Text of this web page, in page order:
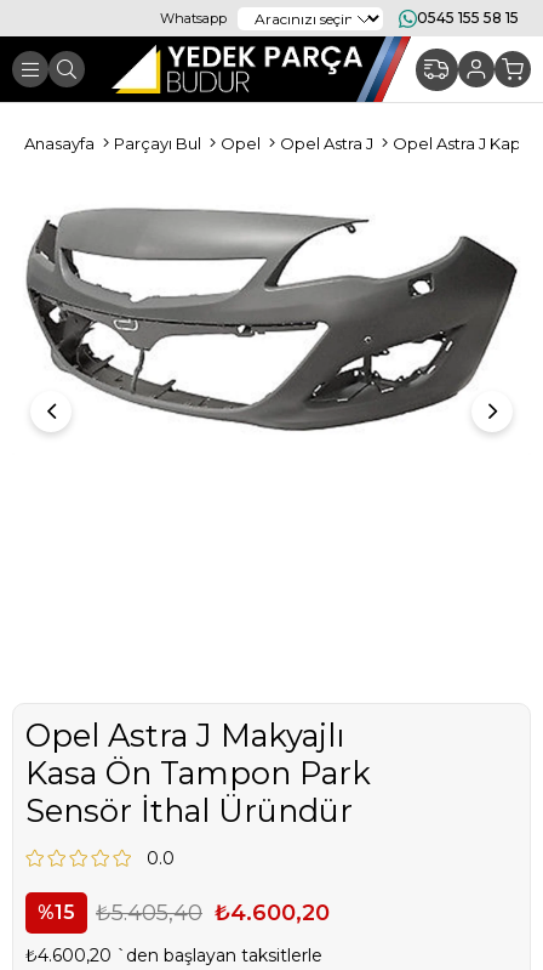
Whatsapp 0545 155 58 15
Anasayfa Parçayı Bul Opel Opel Astra J Opel Astra J
Opel Astra J Makyajlı
Kasa Ön Tampon Park
Sensör İthal Üründür
0.0
15 ₺5.405,40 ₺4.600,20
₺4.600,20 `den başlayan taksitlerle